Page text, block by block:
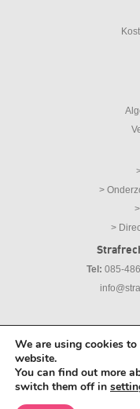
>
>
Tel: 085-
© 2026Strafrechtadvocaten
Meld gratis
We are using cookies
website.
You can find out more
switch them off in